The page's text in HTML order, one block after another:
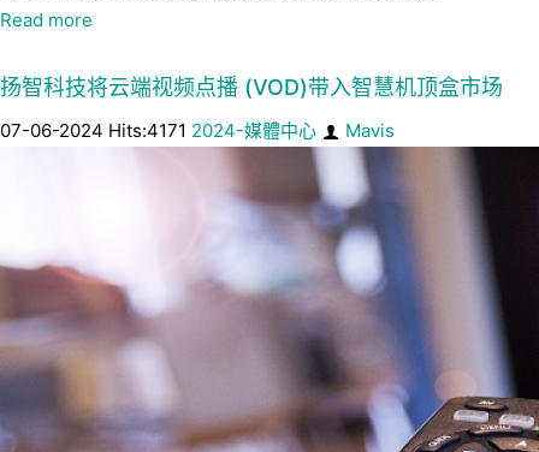
Read more
扬智科技将云端视频点播 (VOD)带入智慧机顶盒市场
07-06-2024 Hits:4171 2024-媒體中心 Mavis